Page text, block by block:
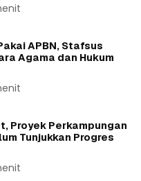
APBN, Stafsus
Agama dan Hukum
Proyek Perkampungan
Tunjukkan Progres